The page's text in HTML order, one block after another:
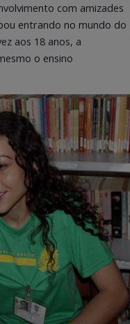
com amizades
entrando no mundo do
aos 18 anos, a
o ensino